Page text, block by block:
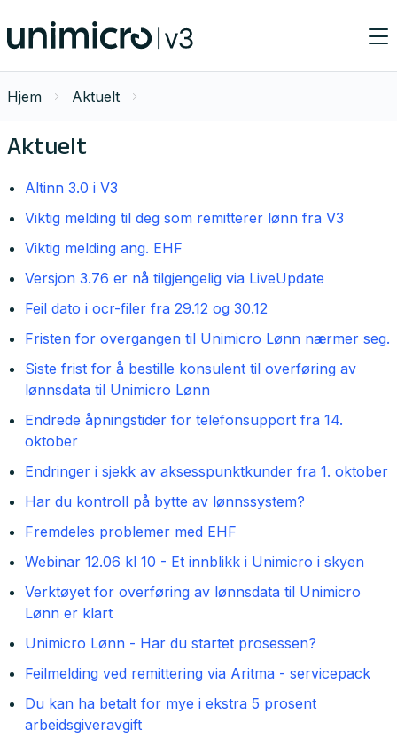
Hjem Aktuelt
Aktuelt
Altinn 3.0 i V3
Viktig melding til deg som remitterer lønn fra V3
Viktig melding ang. EHF
Versjon 3.76 er nå tilgjengelig via LiveUpdate
Feil dato i ocr-filer fra 29.12 og 30.12
Fristen for overgangen til Unimicro Lønn nærmer seg.
Siste frist for å bestille konsulent til overføring av
lønnsdata til Unimicro Lønn
Endrede åpningstider for telefonsupport fra 14.
oktober
Endringer i sjekk av aksesspunktkunder fra 1. oktober
Har du kontroll på bytte av lønnssystem?
Fremdeles problemer med EHF
Webinar 12.06 kl 10 - Et innblikk i Unimicro i skyen
Verktøyet for overføring av lønnsdata til Unimicro
Lønn er klart
Unimicro Lønn - Har du startet prosessen?
Feilmelding ved remittering via Aritma - servicepack
Du kan ha betalt for mye i ekstra 5 prosent
arbeidsgiveravgift